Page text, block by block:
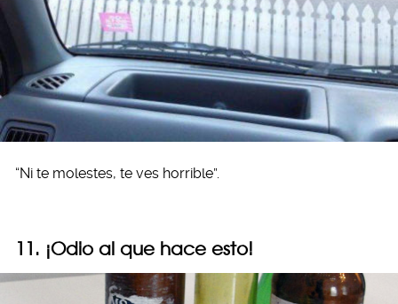
“Ni te molestes, te ves horrible”.
11. ¡Odio al que hace esto!